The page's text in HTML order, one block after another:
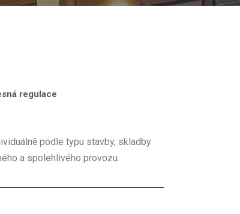
regulace
podle typu stavby, skladby
a spolehlivého provozu.